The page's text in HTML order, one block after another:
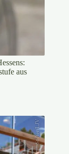
aus
Stifter/LJV